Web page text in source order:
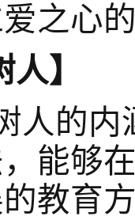
之心
人】
人的
能够
教育